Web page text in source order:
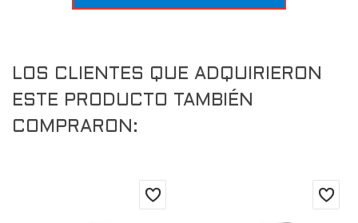
LOS CLIENTES QUE ADQUIRIERON
ESTE PRODUCTO TAMBIÉN
COMPRARON: